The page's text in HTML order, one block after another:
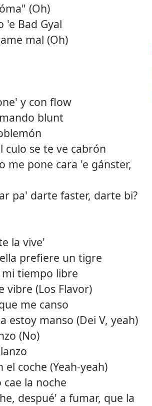
(Oh)
'e Bad Gyal
mal (Oh)
y con flow
blunt
culo se te ve cabrón
me pone cara 'e gánster,
pa' darte faster, darte bi?
la vive'
prefiere un tigre
tiempo libre
vibre (Los Flavor)
me canso
estoy manso (Dei V, yeah)
(No)
coche (Yeah-yeah)
la noche
despué' a fumar, que la